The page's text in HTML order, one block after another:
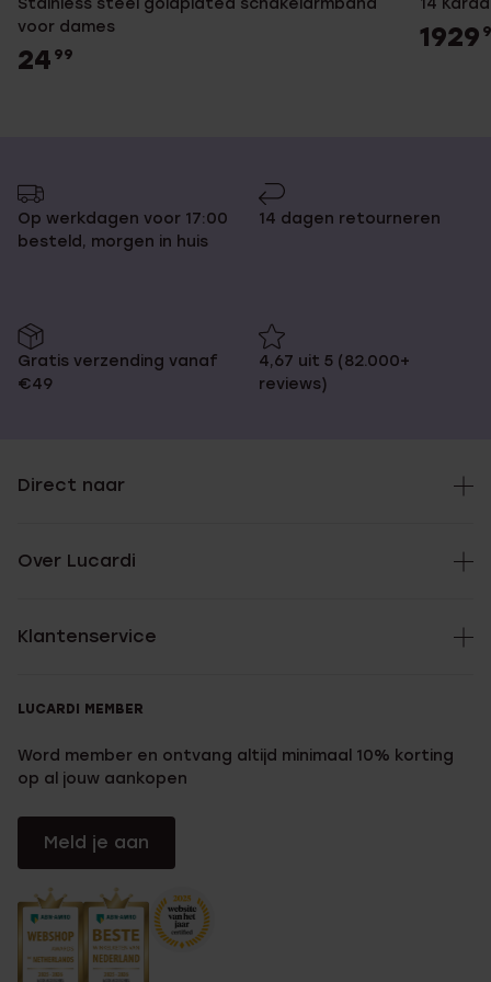
Stainless steel goldplated schakelarmband
voor dames
24 99
14
1929
Op werkdagen voor 17:00
besteld, morgen in huis
14 dagen retourneren
Gratis verzending vanaf
€49
4,67 uit 5 (82.000+
reviews)
Direct naar
Over Lucardi
Klantenservice
LUCARDI MEMBER
Word member en ontvang altijd minimaal 10% korting
op al jouw aankopen
Meld je aan